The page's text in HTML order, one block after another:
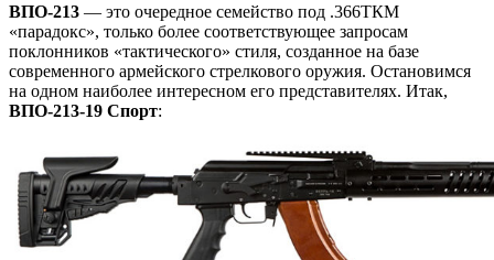
ВПО-213 — это очередное семейство под .366ТКМ
«парадокс», только более соответствующее запросам
поклонников «тактического» стиля, созданное на базе
современного армейского стрелкового оружия. Остановимся
на одном наиболее интересном его представителях. Итак,
ВПО-213-19 Спорт: